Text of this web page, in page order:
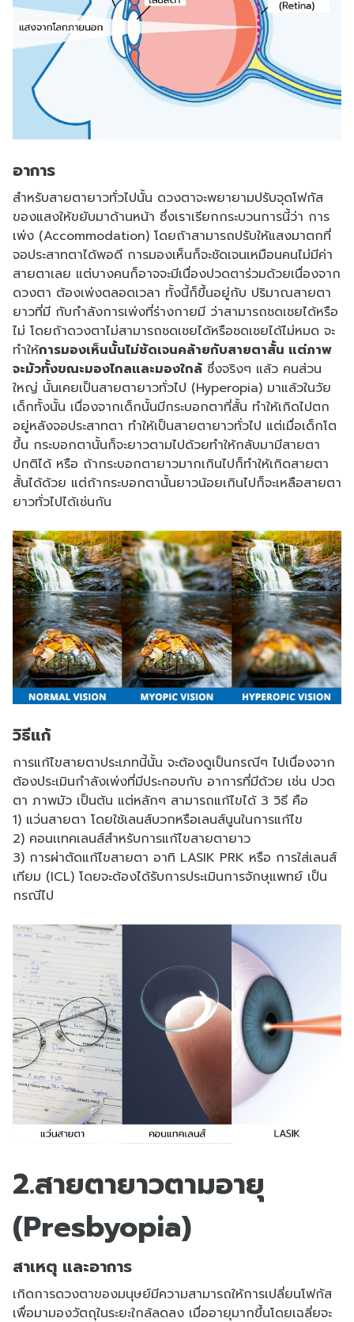
อาการ
สำหรับสายตายาวทั่วไปนั้น ดวงตาจะพยายามปรับจุดโฟกัส
ของแสงให้ขยับมาด้านหน้า ซึ่งเราเรียกกระบวนการนี้ว่า การ
เพ่ง (Accommodation) โดยถ้าสามารถปรับให้แสงมาตกที่
จอประสาทตาได้พอดี การมองเห็นก็จะชัดเจนเหมือนคนไม่มีค่า
สายตาเลย แต่บางคนก็อาจจะมีเนื่องปวดตาร่วมด้วยเนื่องจาก
ดวงตา ต้องเพ่งตลอดเวลา ทั้งนี้ก็ขึ้นอยู่กับ ปริมาณสายตา
ยาวที่มี กับกำลังการเพ่งที่ร่างกายมี ว่าสามารถชดเชยได้หรือ
ไม่ โดยถ้าดวงตาไม่สามารถชดเชยได้หรือชดเชยได้ไม่หมด จะ
ทำให้การมองเห็นนั้นไม่ชัดเจนคล้ายกับสายตาสั้น แต่ภาพ
จะมัวทั้งขณะมองไกลและมองใกล้ ซึ่งจริงๆ แล้ว คนส่วน
ใหญ่ นั้นเคยเป็นสายตายาวทั่วไป (Hyperopia) มาแล้วในวัย
เด็กทั้งนั้น เนื่องจากเด็กนั้นมีกระบอกตาที่สั้น ทำให้เกิดไปตก
อยู่หลังจอประสาทตา ทำให้เป็นสายตายาวทั่วไป แต่เมื่อเด็กโต
ขึ้น กระบอกตานั้นก็จะยาวตามไปด้วยทำให้กลับมามีสายตา
ปกติได้ หรือ ถ้ากระบอกตายาวมากเกินไปก็ทำให้เกิดสายตา
สั้นได้ด้วย แต่ถ้ากระบอกตานั้นยาวน้อยเกินไปก็จะเหลือสายตา
ยาวทั่วไปได้เช่นกัน
วิธีแก้
การแก้ไขสายตาประเภทนี้นั้น จะต้องดูเป็นกรณีๆ ไปเนื่องจาก
ต้องประเมินกำลังเพ่งที่มีประกอบกับ อาการที่มีด้วย เช่น ปวด
ตา ภาพมัว เป็นต้น แต่หลักๆ สามารถแก้ไขได้ 3 วิธี คือ
1) แว่นสายตา โดยใช้เลนส์บวกหรือเลนส์นูนในการแก้ไข
2) คอนเเทคเลนส์สำหรับการแก้ไขสายตายาว
3) การผ่าตัดแก้ไขสายตา อาทิ LASIK PRK หรือ การใส่เลนส์
เทียม (ICL) โดยจะต้องได้รับการประเมินการจักษุแพทย์ เป็น
กรณีไป
2.สายตายาวตามอายุ
(Presbyopia)
สาเหตุ และอาการ
เกิดการดวงตาของมนุษย์มีความสามารถให้การเปลี่ยนโฟกัส
เพื่อมามองวัตถุในระยะใกล้ลดลง เมื่ออายุมากขึ้นโดยเฉลี่ยจะ